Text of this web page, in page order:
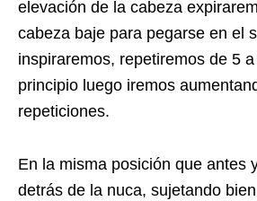
elevación de la cabeza
cabeza baje para pegarse en el
inspiraremos, repetiremos de 5 a
principio luego iremos
repeticiones.
En la misma posición que antes
detrás de la nuca, sujetando